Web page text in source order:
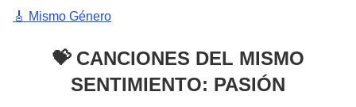
🎸 Mismo Género
💝 CANCIONES DEL MISMO
SENTIMIENTO: PASIÓN